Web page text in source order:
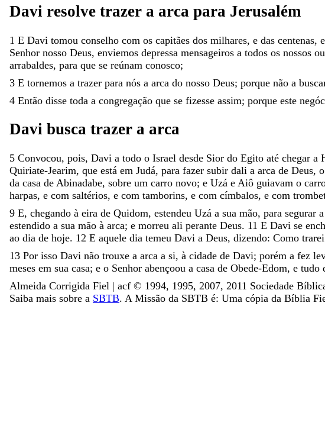
Davi resolve trazer a arca para Jerusalém
1 E Davi tomou conselho com os capitães dos milhares, e das centenas, e
Senhor nosso Deus, enviemos depressa mensageiros a todos os nossos
arrabaldes, para que se reúnam conosco;
3 E tornemos a trazer para nós a arca do nosso Deus; porque não a
4 Então disse toda a congregação que se fizesse assim; porque este
Davi busca trazer a arca
5 Convocou, pois, Davi a todo o Israel desde Sior do Egito até chegar a
Quiriate-Jearim, que está em Judá, para fazer subir dali a arca de Deus, o
da casa de Abinadabe, sobre um carro novo; e Uzá e Aiô guiavam o
harpas, e com saltérios, e com tamborins, e com címbalos, e com
9 E, chegando à eira de Quidom, estendeu Uzá a sua mão, para segurar a
estendido a sua mão à arca; e morreu ali perante Deus. 11 E Davi se
ao dia de hoje. 12 E aquele dia temeu Davi a Deus, dizendo: Como trarei
13 Por isso Davi não trouxe a arca a si, à cidade de Davi; porém a fez
meses em sua casa; e o Senhor abençoou a casa de Obede-Edom, e tudo
Almeida Corrigida Fiel | acf ©️ 1994, 1995, 2007, 2011 Sociedade
Saiba mais sobre a SBTB. A Missão da SBTB é: Uma cópia da Bíblia